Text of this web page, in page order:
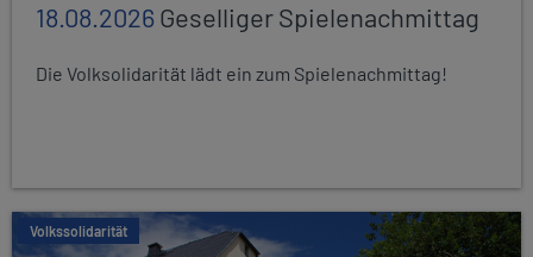
18.08.2026Geselliger Spielenachmittag
Die Volksolidarität lädt ein zum Spielenachmittag!
Volkssolidarität